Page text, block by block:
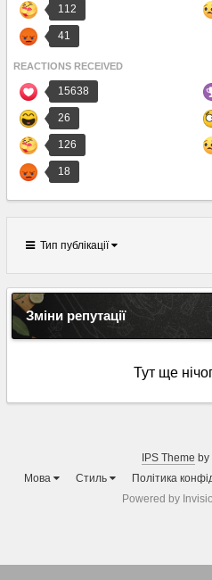
112
41
REACTIONS RECEIVED
15638
26
126
18
Тип публікації
Зміни репутації
Тут ще
IPS Theme by
Мова
Стиль Політика
Powered by